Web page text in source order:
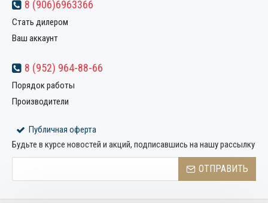
8 (906)6963366
Стать дилером
Ваш аккаунт
8 (952) 964-88-66
Порядок работы
Производители
Публичная оферта
Будьте в курсе новостей и акций, подписавшись на нашу рассылку
ОТПРАВИТЬ